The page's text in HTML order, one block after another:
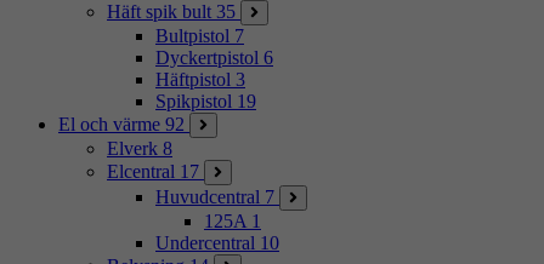
Häft spik bult 35
Bultpistol 7
Dyckertpistol 6
Häftpistol 3
Spikpistol 19
El och värme 92
Elverk 8
Elcentral 17
Huvudcentral 7
125A 1
Undercentral 10